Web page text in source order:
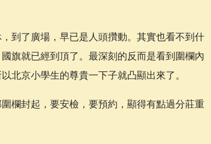
到了廣場，早已是人頭攢動。其實也看不到什
旗就已經到頂了。最深刻的反而是看到圍欄內
北京小學生的尊貴一下子就凸顯出來了。
欄封起，要安檢，要預約，顯得有點過分莊重